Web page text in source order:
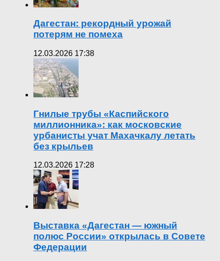
Дагестан: рекордный урожай
потерям не помеха
12.03.2026 17:38
Гнилые трубы «Каспийского
миллионника»: как московские
урбанисты учат Махачкалу летать
без крыльев
12.03.2026 17:28
Выставка «Дагестан — южный
полюс России» открылась в Совете
Федерации